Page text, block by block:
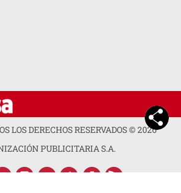
LOS DERECHOS RESERVADOS ©2026
PUBLICITARIA S.A.